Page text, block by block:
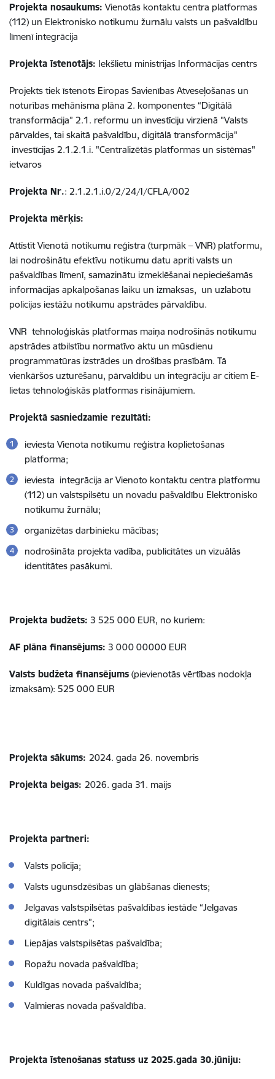
Projekta nosaukums: Vienotās kontaktu centra platformas
(112) un Elektronisko notikumu žurnālu valsts un pašvaldību
līmenī integrācija
Projekta īstenotājs: Iekšlietu ministrijas Informācijas centrs
Projekts tiek īstenots Eiropas Savienības Atveseļošanas un
noturības mehānisma plāna 2. komponentes “Digitālā
transformācija” 2.1. reformu un investīciju virzienā "Valsts
pārvaldes, tai skaitā pašvaldību, digitālā transformācija"
investīcijas 2.1.2.1.i. "Centralizētās platformas un sistēmas"
ietvaros
Projekta Nr.: 2.1.2.1.i.0/2/24/I/CFLA/002
Projekta mērķis:
Attīstīt Vienotā notikumu reģistra (turpmāk – VNR) platformu,
lai nodrošinātu efektīvu notikumu datu apriti valsts un
pašvaldības līmenī, samazinātu izmeklēšanai nepieciešamās
informācijas apkalpošanas laiku un izmaksas, un uzlabotu
policijas iestāžu notikumu apstrādes pārvaldību.
VNR tehnoloģiskās platformas maiņa nodrošinās notikumu
apstrādes atbilstību normatīvo aktu un mūsdienu
programmatūras izstrādes un drošības prasībām. Tā
vienkāršos uzturēšanu, pārvaldību un integrāciju ar citiem E-
lietas tehnoloģiskās platformas risinājumiem.
Projektā sasniedzamie rezultāti:
ieviesta Vienota notikumu reģistra koplietošanas
platforma;
ieviesta integrācija ar Vienoto kontaktu centra platformu
(112) un valstspilsētu un novadu pašvaldību Elektronisko
notikumu žurnālu;
organizētas darbinieku mācības;
nodrošināta projekta vadība, publicitātes un vizuālās
identitātes pasākumi.
Projekta budžets: 3 525 000 EUR, no kuriem:
AF plāna finansējums: 3 000 00000 EUR
Valsts budžeta finansējums (pievienotās vērtības nodokļa
izmaksām): 525 000 EUR
Projekta sākums: 2024. gada 26. novembris
Projekta beigas: 2026. gada 31. maijs
Projekta partneri:
Valsts policija;
Valsts ugunsdzēsības un glābšanas dienests;
Jelgavas valstspilsētas pašvaldības iestāde “Jelgavas
digitālais centrs”;
Liepājas valstspilsētas pašvaldība;
Ropažu novada pašvaldība;
Kuldīgas novada pašvaldība;
Valmieras novada pašvaldība.
Projekta īstenošanas statuss uz 2025.gada 30.jūniju: